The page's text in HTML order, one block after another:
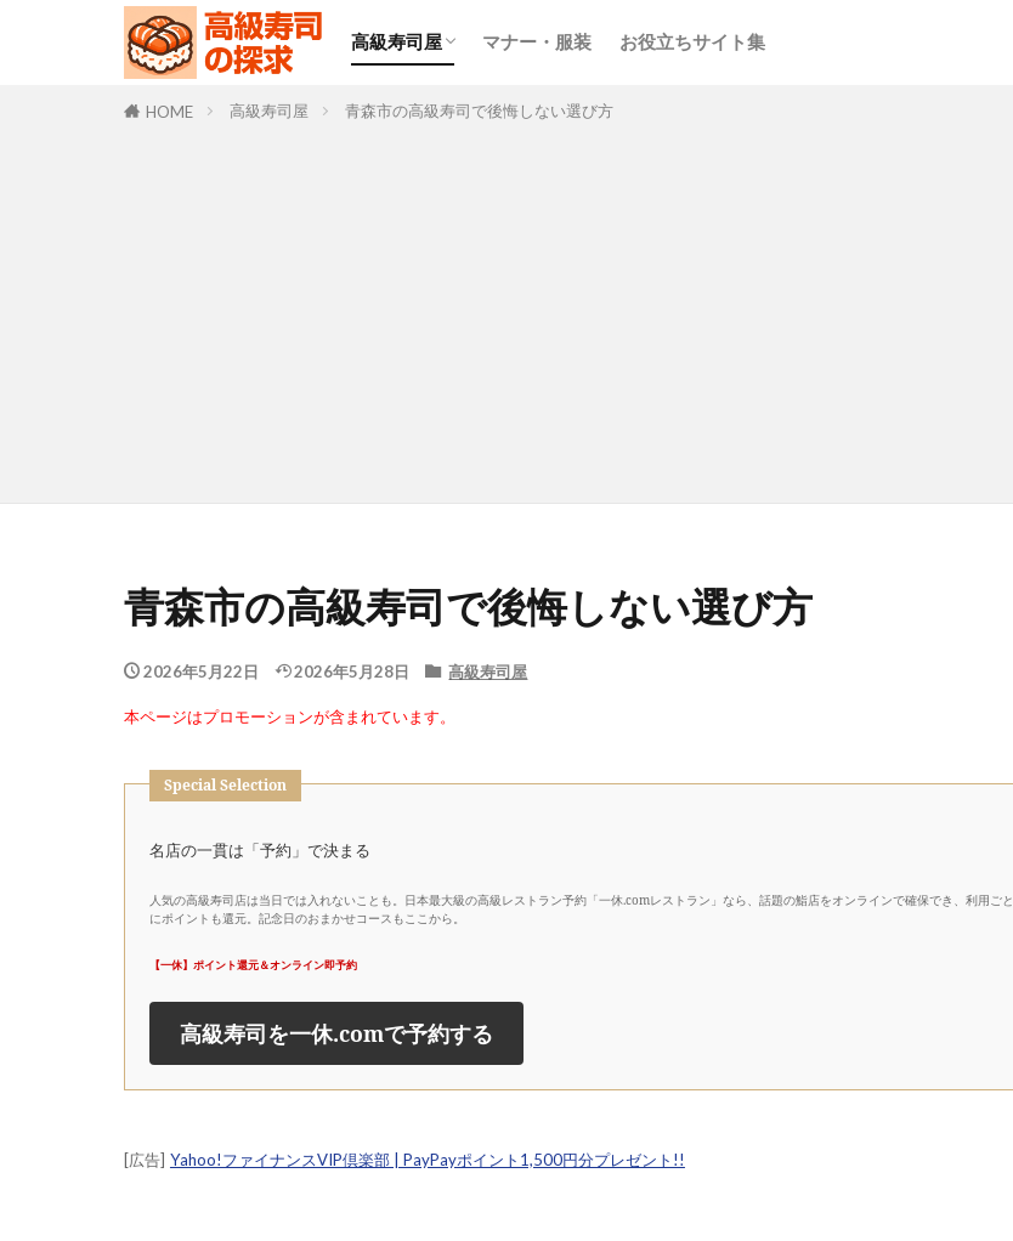
高級寿司屋 マナー・服装 お役立ちサイト集
HOME 高級寿司屋 青森市の高級寿司で後悔しない選び方
青森市の高級寿司で後悔しない選び方
2026年5月22日 2026年5月28日 高級寿司屋
本ページはプロモーションが含まれています。
Special Selection
名店の一貫は「予約」で決まる
人気の高級寿司店は当日では入れないことも。日本最大級の高級レストラン予約「一休.comレストラン」なら、話題の鮨店をオンラインで確保でき、利用ごと
にポイントも還元。記念日のおまかせコースもここから。
【一休】ポイント還元＆オンライン即予約
高級寿司を一休.comで予約する
[広告] Yahoo!ファイナンスVIP倶楽部 | PayPayポイント1,500円分プレゼント!!